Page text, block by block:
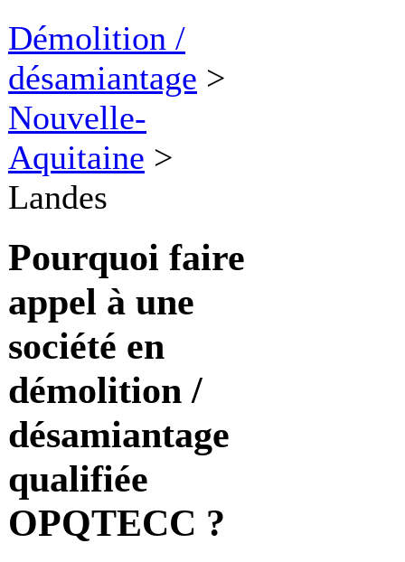
Démolition /
désamiantage >
Nouvelle-
Aquitaine >
Landes
Pourquoi faire
appel à une
société en
démolition /
désamiantage
qualifiée
OPQTECC ?